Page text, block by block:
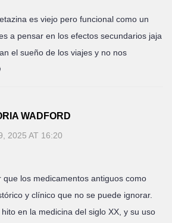
es viejo pero funcional como un
a pensar en los efectos secundarios jaja
el sueño de los viajes y no nos
WADFORD
2025 AT 16:20
que los medicamentos antiguos como
y clínico que no se puede ignorar.
en la medicina del siglo XX, y su uso